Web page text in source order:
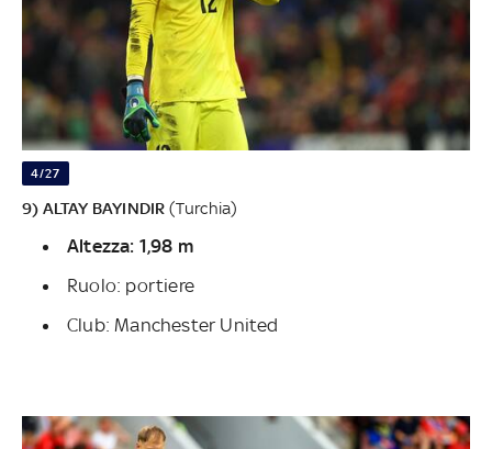
4/27
9) ALTAY BAYINDIR (Turchia)
Altezza: 1,98 m
Ruolo: portiere
Club: Manchester United